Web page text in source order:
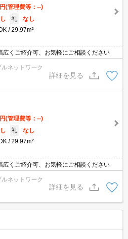
(管理費等：--)
礼
なし
29.97m²
広くご紹介可、お気軽にご相談ください
ネットワーク
詳細を見る
(管理費等：--)
礼
なし
29.97m²
広くご紹介可、お気軽にご相談ください
ネットワーク
詳細を見る